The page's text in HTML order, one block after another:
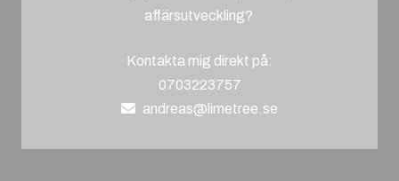
affärsutveckling?
Kontakta mig direkt på:
0703223757
andreas@limetree.se